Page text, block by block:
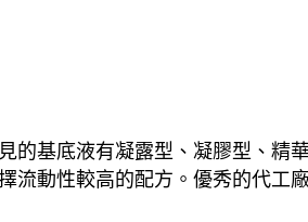
基底液有凝露型、凝膠型、精
動性較高的配方。優秀的代工